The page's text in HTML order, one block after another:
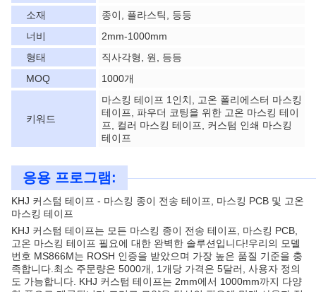
소재
종이, 플라스틱, 등등
너비
2mm-1000mm
형태
직사각형, 원, 등등
MOQ
1000개
키워드
마스킹 테이프 1인치, 고온 폴리에스터 마스킹
테이프, 파우더 코팅을 위한 고온 마스킹 테이
프, 컬러 마스킹 테이프, 커스텀 인쇄 마스킹
테이프
응용 프로그램:
KHJ 커스텀 테이프 - 마스킹 종이 전송 테이프, 마스킹 PCB 및 고온
마스킹 테이프
KHJ 커스텀 테이프는 모든 마스킹 종이 전송 테이프, 마스킹 PCB,
고온 마스킹 테이프 필요에 대한 완벽한 솔루션입니다!우리의 모델
번호 MS866M는 ROSH 인증을 받았으며 가장 높은 품질 기준을 충
족합니다.최소 주문량은 5000개, 1개당 가격은 5달러, 사용자 정의
도 가능합니다. KHJ 커스텀 테이프는 2mm에서 1000mm까지 다양